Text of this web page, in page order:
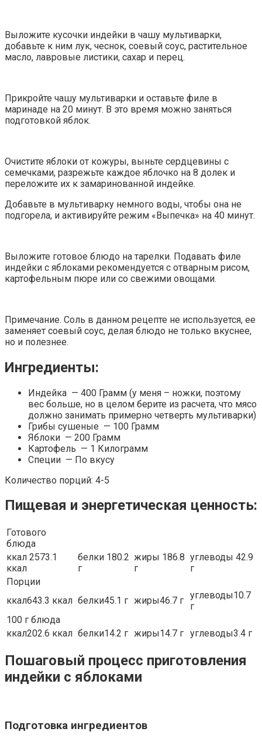
Выложите кусочки индейки в чашу мультиварки,
добавьте к ним лук, чеснок, соевый соус, растительное
масло, лавровые листики, сахар и перец.
Прикройте чашу мультиварки и оставьте филе в
маринаде на 20 минут. В это время можно заняться
подготовкой яблок.
Очистите яблоки от кожуры, выньте сердцевины с
семечками, разрежьте каждое яблочко на 8 долек и
переложите их к замаринованной индейке.
Добавьте в мультиварку немного воды, чтобы она не
подгорела, и активируйте режим «Выпечка» на 40 минут.
Выложите готовое блюдо на тарелки. Подавать филе
индейки с яблоками рекомендуется с отварным рисом,
картофельным пюре или со свежими овощами.
Примечание. Соль в данном рецепте не используется, ее
заменяет соевый соус, делая блюдо не только вкуснее,
но и полезнее.
Ингредиенты:
Индейка — 400 Грамм (у меня – ножки, поэтому
вес больше, но в целом берите из расчета, что мясо
должно занимать примерно четверть мультиварки)
Грибы сушеные — 100 Грамм
Яблоки — 200 Грамм
Картофель — 1 Килограмм
Специи — По вкусу
Количество порций: 4-5
Пищевая и энергетическая ценность:
Готового
блюда
ккал 2573.1
ккал
белки 180.2
г
жиры 186.8
г
углеводы 42.9
г
Порции
ккал643.3 ккал белки45.1 г жиры46.7 г углеводы10.7
г
100 г блюда
ккал202.6 ккал белки14.2 г жиры14.7 г углеводы3.4 г
Пошаговый процесс приготовления
индейки с яблоками
Подготовка ингредиентов